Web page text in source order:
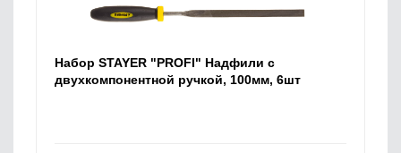
Набор STAYER "PROFI" Надфили с
двухкомпонентной ручкой, 100мм, 6шт